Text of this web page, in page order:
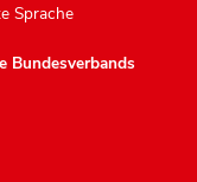
Sprache
Bundesverbands